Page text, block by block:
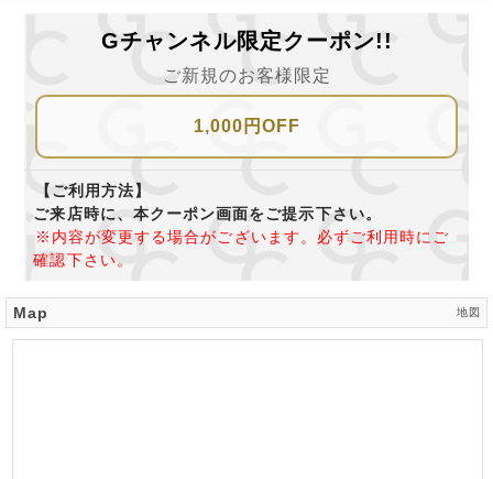
Gチャンネル限定クーポン!!
ご新規のお客様限定
1,000円OFF
【ご利用方法】
ご来店時に、本クーポン画面をご提示下さい。
※内容が変更する場合がございます。必ずご利用時にご
確認下さい。
Map 地図